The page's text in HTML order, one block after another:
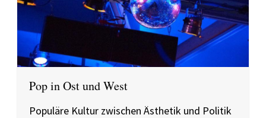
Pop in Ost und West
Populäre Kultur zwischen Ästhetik und Politik